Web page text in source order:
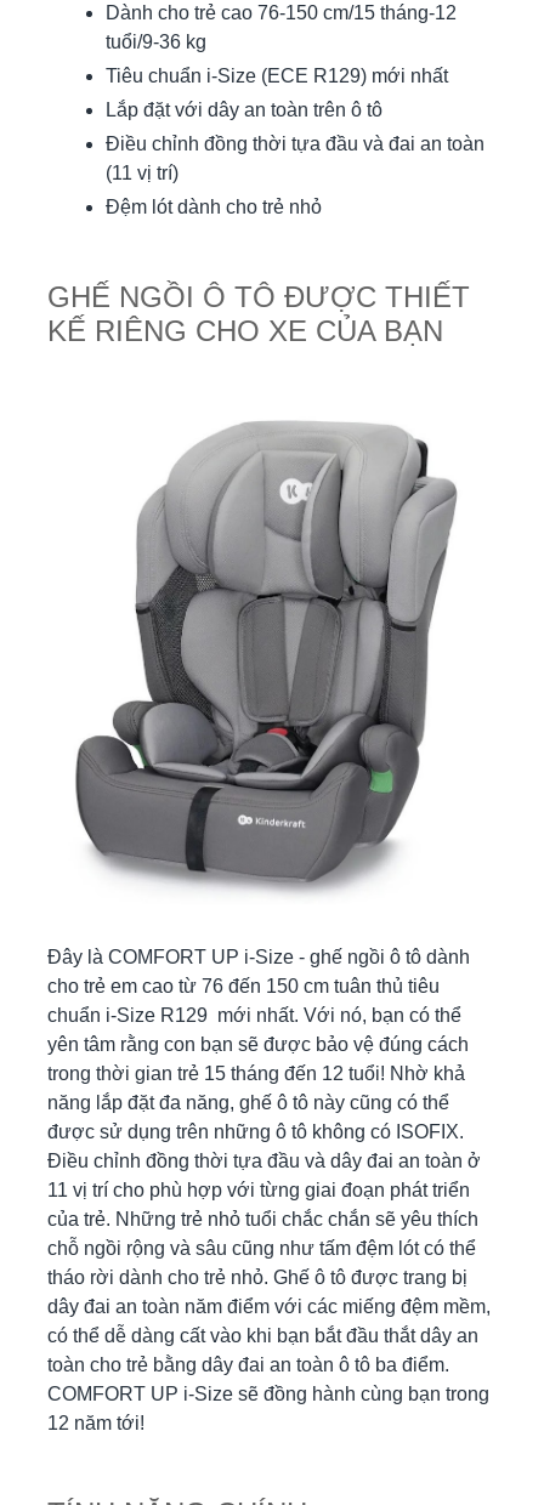
Dành cho trẻ cao 76-150 cm/15 tháng-12
tuổi/9-36 kg
Tiêu chuẩn i-Size (ECE R129) mới nhất
Lắp đặt với dây an toàn trên ô tô
Điều chỉnh đồng thời tựa đầu và đai an toàn
(11 vị trí)
Đệm lót dành cho trẻ nhỏ
GHẾ NGỒI Ô TÔ ĐƯỢC THIẾT
KẾ RIÊNG CHO XE CỦA BẠN
Đây là COMFORT UP i-Size - ghế ngồi ô tô dành
cho trẻ em cao từ 76 đến 150 cm tuân thủ tiêu
chuẩn i-Size R129 mới nhất. Với nó, bạn có thể
yên tâm rằng con bạn sẽ được bảo vệ đúng cách
trong thời gian trẻ 15 tháng đến 12 tuổi! Nhờ khả
năng lắp đặt đa năng, ghế ô tô này cũng có thể
được sử dụng trên những ô tô không có ISOFIX.
Điều chỉnh đồng thời tựa đầu và dây đai an toàn ở
11 vị trí cho phù hợp với từng giai đoạn phát triển
của trẻ. Những trẻ nhỏ tuổi chắc chắn sẽ yêu thích
chỗ ngồi rộng và sâu cũng như tấm đệm lót có thể
tháo rời dành cho trẻ nhỏ. Ghế ô tô được trang bị
dây đai an toàn năm điểm với các miếng đệm mềm,
có thể dễ dàng cất vào khi bạn bắt đầu thắt dây an
toàn cho trẻ bằng dây đai an toàn ô tô ba điểm.
COMFORT UP i-Size sẽ đồng hành cùng bạn trong
12 năm tới!